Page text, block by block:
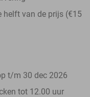
helft van de prijs (€15
t/m 30 dec 2026
tot 12.00 uur